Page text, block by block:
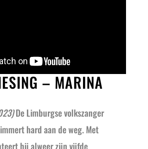
– MARINA
De Limburgse volkszanger
hard aan de weg. Met
hij alweer zijn vijfde